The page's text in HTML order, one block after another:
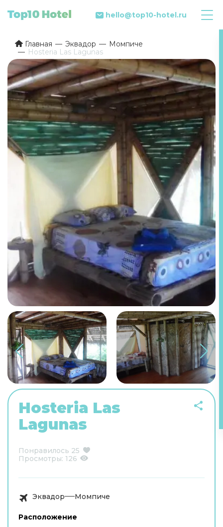
hello@top10-hotel.ru
Главная Эквадор
Момпиче
Hosteria Las Lagunas
Hosteria Las
Lagunas
Понравилось 25
Просмотры: 126
Эквадор Момпиче
Расположение